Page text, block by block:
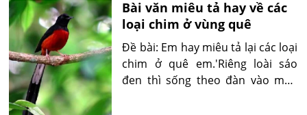
mái sóng đôi dạo bước...'
Bài văn miêu tả hay về các
loại chim ở vùng quê
Đề bài: Em hay miêu tả lại các loại
chim ở quê em.'Riêng loài sáo
đen thì sống theo đàn vào mùa